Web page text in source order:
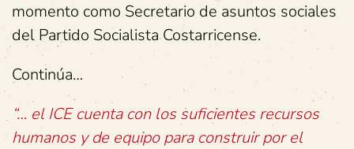
momento como Secretario de asuntos sociales
del Partido Socialista Costarricense.
Continúa…
“… el ICE cuenta con los suficientes recursos
humanos y de equipo para construir por el